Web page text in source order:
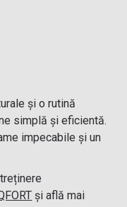
și o rutină
simplă și eficientă.
impecabile și un
și află mai